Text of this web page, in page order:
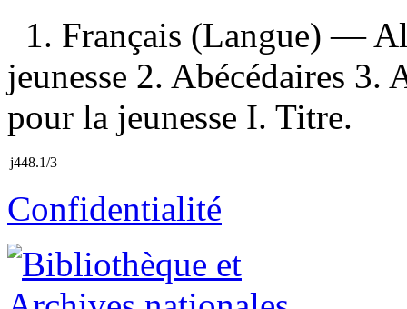
1. Français (Langue) —
jeunesse 2. Abécédaires
pour la jeunesse I. Titre.
j448.1/3
Confidentialité